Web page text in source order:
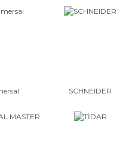
SCHNEIDER